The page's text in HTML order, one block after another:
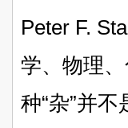
Peter F.
学、物理
种“杂”并